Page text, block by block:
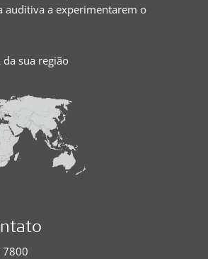
auditiva a experimentarem o
da sua região
7800